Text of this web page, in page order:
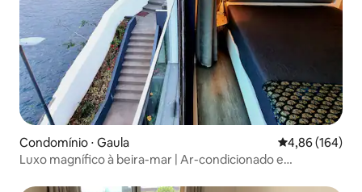
Condomínio ⋅ Gaula 4,86 de uma
4,86 (164)
Luxo magnífico à beira-mar | Ar-condicionado e